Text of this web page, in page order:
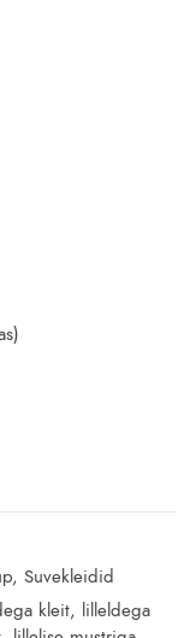
, Suvekleidid
kleit, lilleldega